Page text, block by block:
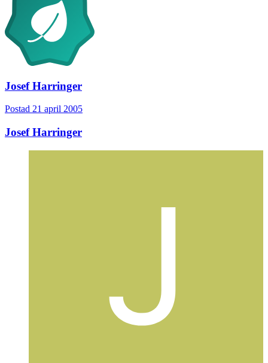
Josef Harringer
Postad 21 april 2005
Josef Harringer